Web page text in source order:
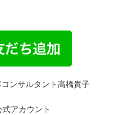
ンサルタント高橋貴子
式アカウント